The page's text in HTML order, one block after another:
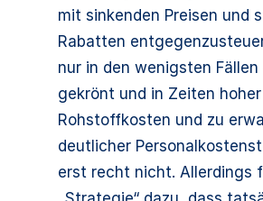
mit sinkenden Preisen und
Rabatten
nur in den wenigsten
gekrönt und in Zeiten hoher
Rohstoffkosten und zu
deutlicher
erst recht nicht. Allerdings